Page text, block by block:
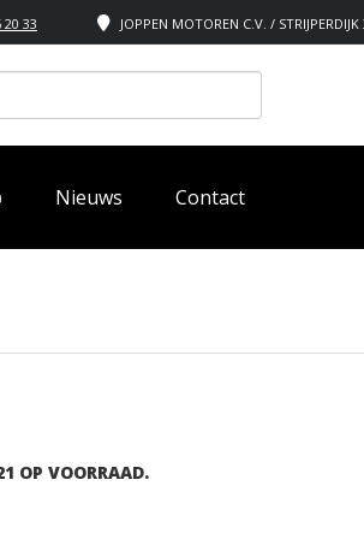
JOPPEN MOTOREN C.V. /
20 33
Nieuws Contact
OP VOORRAAD.